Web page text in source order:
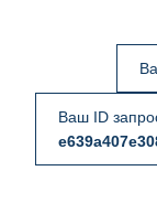
Ваш ID